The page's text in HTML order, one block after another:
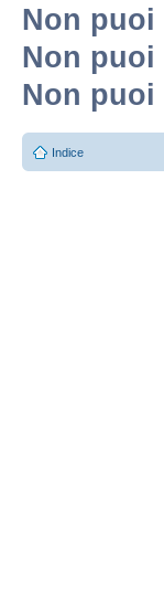
Non puoi
Non puoi
Non puoi
Indice